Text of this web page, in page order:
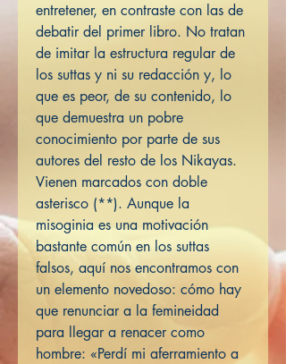
entretener, en contraste con las de
debatir del primer libro. No tratan
de imitar la estructura regular de
los suttas y ni su redacción y, lo
que es peor, de su contenido, lo
que demuestra un pobre
conocimiento por parte de sus
autores del resto de los Nikayas.
Vienen marcados con doble
asterisco (**). Aunque la
misoginia es una motivación
bastante común en los suttas
falsos, aquí nos encontramos con
un elemento novedoso: cómo hay
que renunciar a la femineidad
para llegar a renacer como
hombre: «Perdí mi aferramiento a